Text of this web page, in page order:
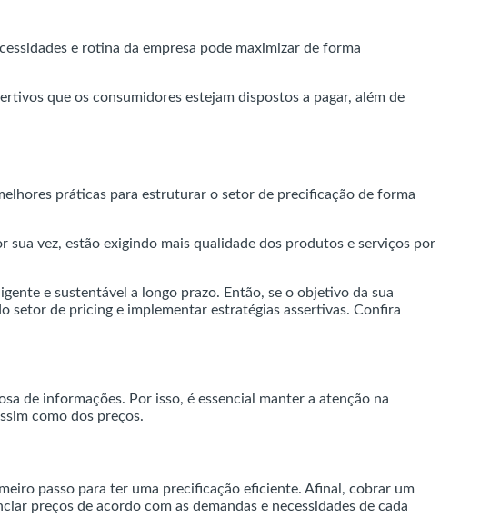
e rotina da empresa pode maximizar de forma
que os consumidores estejam dispostos a pagar, além de
práticas para estruturar o setor de precificação de forma
vez, estão exigindo mais qualidade dos produtos e serviços por
e sustentável a longo prazo. Então, se o objetivo da sua
setor de pricing e implementar estratégias assertivas. Confira
de informações. Por isso, é essencial manter a atenção na
como dos preços.
passo para ter uma precificação eficiente. Afinal, cobrar um
preços de acordo com as demandas e necessidades de cada